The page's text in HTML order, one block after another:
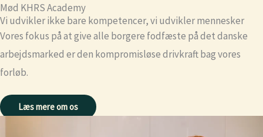
Mød KHRS Academy
Vi udvikler ikke bare kompetencer, vi udvikler mennesker
Vores fokus på at give alle borgere fodfæste på det danske
arbejdsmarked er den kompromisløse drivkraft bag vores
forløb.
Læs mere om os